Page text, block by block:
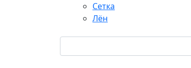
Сетка
Лён